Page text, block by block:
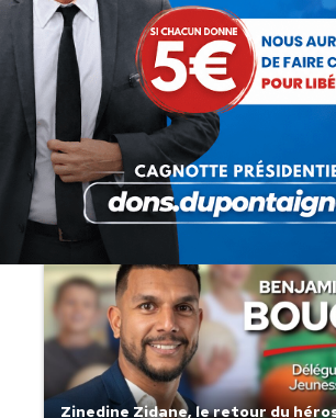
Lorsque tout flambe et que l’État
s’affaisse.
Zinedine Zidane, le retour du